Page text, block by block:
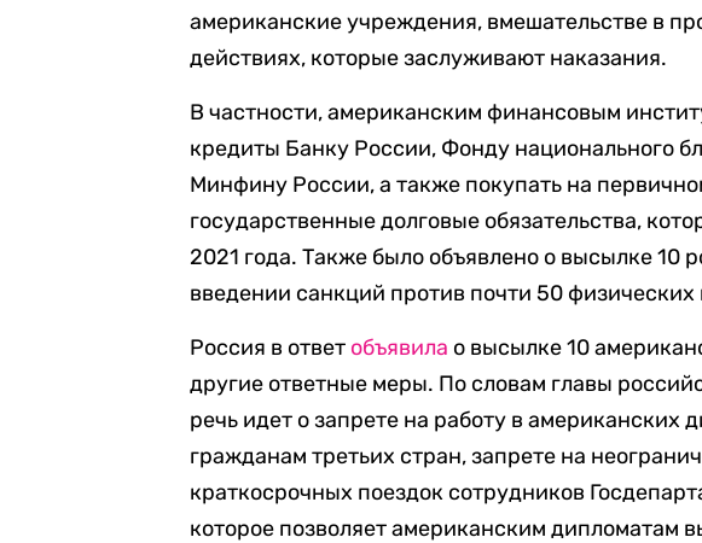
американские учреждения, вмешательстве в
действиях, которые заслуживают наказания.
В частности, американским финансовым
кредиты Банку России, Фонду национального
Минфину России, а также покупать на
государственные долговые обязательства,
2021 года. Также было объявлено о высылке 10
введении санкций против почти 50
Россия в ответ объявила о высылке 10
другие ответные меры. По словам главы
речь идет о запрете на работу в американских
гражданам третьих стран, запрете на
краткосрочных поездок сотрудников
которое позволяет американским дипломатам